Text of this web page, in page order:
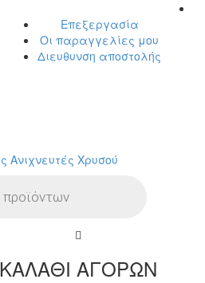
Επεξεργασία
Οι παραγγελίες μου
Διευθυνση αποστολής
ΚΑΛΑΘΙ ΑΓΟΡΩΝ